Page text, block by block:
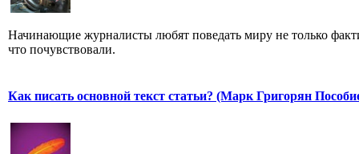
Начинающие журналисты любят поведать миру не только
что почувствовали.
Как писать основной текст статьи? (Марк Григорян